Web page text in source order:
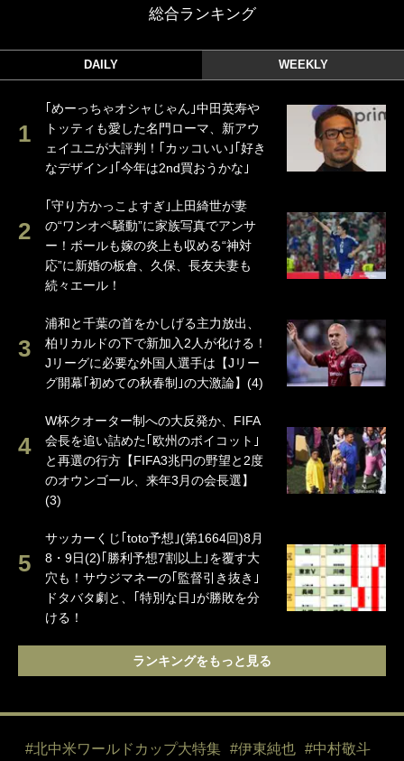
総合ランキング
DAILY WEEKLY
｢めーっちゃオシャじゃん｣中田英寿や
トッティも愛した名門ローマ、新アウ
ェイユニが大評判！｢カッコいい｣｢好き
なデザイン｣｢今年は2nd買おうかな｣
｢守り方かっこよすぎ｣上田綺世が妻
の“ワンオペ騒動”に家族写真でアンサ
ー！ボールも嫁の炎上も収める“神対
応”に新婚の板倉、久保、長友夫妻も
続々エール！
浦和と千葉の首をかしげる主力放出、
柏リカルドの下で新加入2人が化ける！
Jリーグに必要な外国人選手は【Jリー
グ開幕｢初めての秋春制｣の大激論】(4)
W杯クオーター制への大反発か、FIFA
会長を追い詰めた｢欧州のボイコット｣
と再選の行方【FIFA3兆円の野望と2度
のオウンゴール、来年3月の会長選】
(3)
サッカーくじ｢toto予想｣(第1664回)8月
8・9日(2)｢勝利予想7割以上｣を覆す大
穴も！サウジマネーの｢監督引き抜き｣
ドタバタ劇と、｢特別な日｣が勝敗を分
ける！
ランキングをもっと見る
#北中米ワールドカップ大特集 #伊東純也
#中村敬斗